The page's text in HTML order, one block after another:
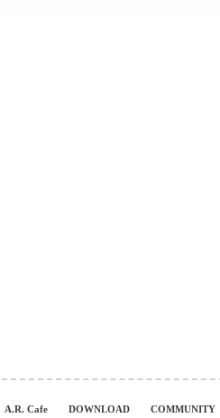
A.R. Cafe DOWNLOAD COMMUNITY